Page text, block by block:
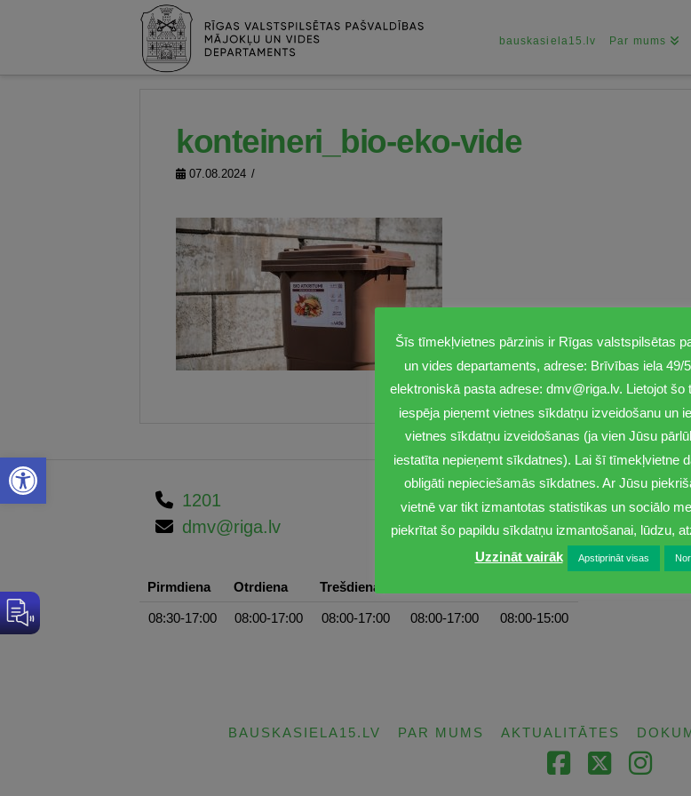
Open toolbar
bauskasiela15.lv Par mums
konteineri_bio-eko-vide
07.08.2024
1201
dmv@riga.lv
Pirmdiena Otrdiena Trešdiena
08:30-17:00 08:00-17:00 08:00-17:00 08:00-17:00 08:00-15:00
BAUSKASIELA15.LV PAR MUMS AKTUALITĀTES
Facebook
X
Šīs tīmekļvietnes pārzinis ir Rīgas valstspilsētas
un vides departaments, adrese: Brīvības iela 49/
elektroniskā pasta adrese: dmv@riga.lv. Lietojot
iespēja pieņemt vietnes sīkdatņu izveidošanu un
vietnes sīkdatņu izveidošanas (ja vien Jūsu
iestatīta nepieņemt sīkdatnes). Lai šī tīmekļvietne
obligāti nepieciešamās sīkdatnes. Ar Jūsu
vietnē var tikt izmantotas statistikas un sociālo
piekrītat šo papildu sīkdatņu izmantošanai, lūdzu,
Uzzināt vairāk
Apstiprināt visas